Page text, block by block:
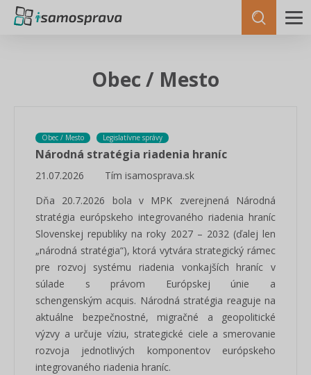
Obec / Mesto
Obec / Mesto Legislatívne správy
Národná stratégia riadenia hraníc
21.07.2026
Tím isamosprava.sk
Dňa 20.7.2026 bola v MPK zverejnená Národná
stratégia európskeho integrovaného riadenia hraníc
Slovenskej republiky na roky 2027 – 2032 (ďalej len
„národná stratégia“), ktorá vytvára strategický rámec
pre rozvoj systému riadenia vonkajších hraníc v
súlade s právom Európskej únie a
schengenským acquis. Národná stratégia reaguje na
aktuálne bezpečnostné, migračné a geopolitické
výzvy a určuje víziu, strategické ciele a smerovanie
rozvoja jednotlivých komponentov európskeho
integrovaného riadenia hraníc.